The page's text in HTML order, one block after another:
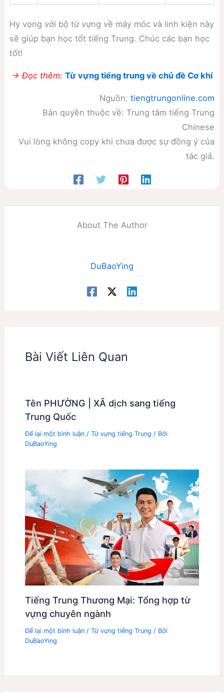
Hy vọng với bộ từ vựng về máy móc và linh kiện này
sẽ giúp bạn học tốt tiếng Trung. Chúc các bạn học
tốt!
→ Đọc thêm: Từ vựng tiếng trung về chủ đề Cơ khí
Nguồn:tiengtrungonline.com
Bản quyền thuộc về: Trung tâm tiếng Trung
Chinese
Vui lòng không copy khi chưa được sự đồng ý của
tác giả.
About The Author
DuBaoYing
Bài Viết Liên Quan
Tên PHƯỜNG | XÃ dịch sang tiếng
Trung Quốc
Để lại một bình luận / Từ vựng tiếng Trung / Bởi
DuBaoYing
Tiếng Trung Thương Mại: Tổng hợp từ
vựng chuyên ngành
Để lại một bình luận / Từ vựng tiếng Trung / Bởi
DuBaoYing